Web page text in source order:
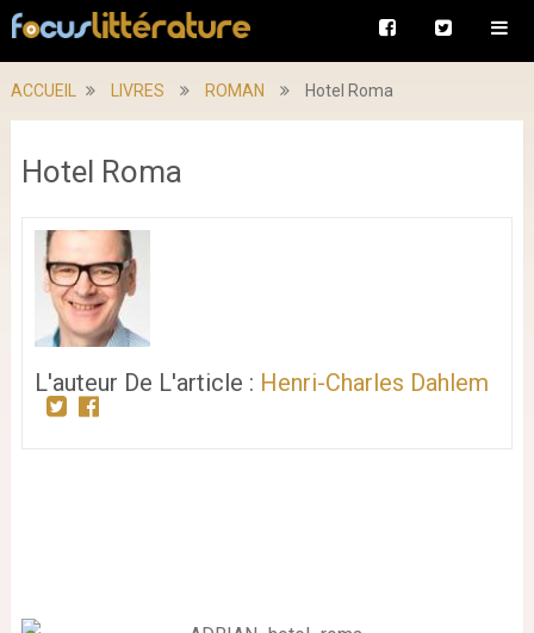
ACCUEIL LIVRES ROMAN Hotel Roma
Hotel Roma
L'auteur De L'article : Henri-Charles Dahlem